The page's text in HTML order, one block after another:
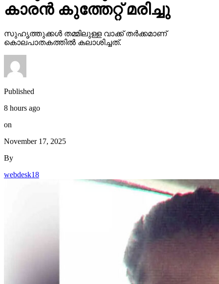
കാരന്‍ കുത്തേറ്റ് മരിച്ചു
സുഹൃത്തുക്കള്‍ തമ്മിലുള്ള വാക്ക് തര്‍ക്കമാണ്
കൊലപാതകത്തില്‍ കലാശിച്ചത്.
Published
8 hours ago
on
November 17, 2025
By
webdesk18